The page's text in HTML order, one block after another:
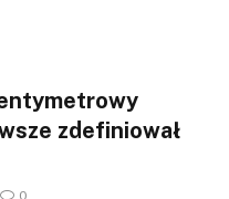
zdefiniował
0